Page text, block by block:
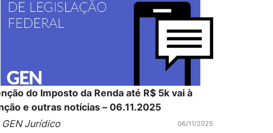
do Imposto da Renda até R$ 5k vai à
e outras notícias – 06.11.2025
GEN Jurídico
06/11/2025